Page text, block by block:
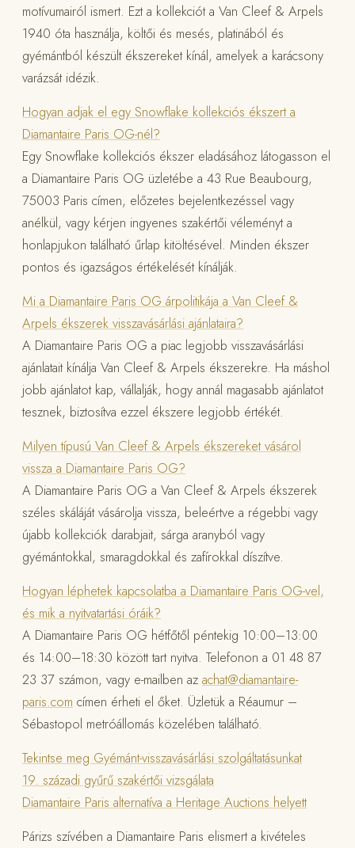
motívumairól ismert. Ezt a kollekciót a Van Cleef & Arpels
1940 óta használja, költői és mesés, platinából és
gyémántból készült ékszereket kínál, amelyek a karácsony
varázsát idézik.
Hogyan adjak el egy Snowflake kollekciós ékszert a
Diamantaire Paris OG-nél?
Egy Snowflake kollekciós ékszer eladásához látogasson el
a Diamantaire Paris OG üzletébe a 43 Rue Beaubourg,
75003 Paris címen, előzetes bejelentkezéssel vagy
anélkül, vagy kérjen ingyenes szakértői véleményt a
honlapjukon található űrlap kitöltésével. Minden ékszer
pontos és igazságos értékelését kínálják.
Mi a Diamantaire Paris OG árpolitikája a Van Cleef &
Arpels ékszerek visszavásárlási ajánlataira?
A Diamantaire Paris OG a piac legjobb visszavásárlási
ajánlatait kínálja Van Cleef & Arpels ékszerekre. Ha máshol
jobb ajánlatot kap, vállalják, hogy annál magasabb ajánlatot
tesznek, biztosítva ezzel ékszere legjobb értékét.
Milyen típusú Van Cleef & Arpels ékszereket vásárol
vissza a Diamantaire Paris OG?
A Diamantaire Paris OG a Van Cleef & Arpels ékszerek
széles skáláját vásárolja vissza, beleértve a régebbi vagy
újabb kollekciók darabjait, sárga aranyból vagy
gyémántokkal, smaragdokkal és zafírokkal díszítve.
Hogyan léphetek kapcsolatba a Diamantaire Paris OG-vel,
és mik a nyitvatartási óráik?
A Diamantaire Paris OG hétfőtől péntekig 10:00–13:00
és 14:00–18:30 között tart nyitva. Telefonon a 01 48 87
23 37 számon, vagy e-mailben az achat@diamantaire-
paris.com címen érheti el őket. Üzletük a Réaumur –
Sébastopol metróállomás közelében található.
Tekintse meg Gyémánt-visszavásárlási szolgáltatásunkat
19. századi gyűrű szakértői vizsgálata
Diamantaire Paris alternatíva a Heritage Auctions helyett
Párizs szívében a Diamantaire Paris elismert a kivételes